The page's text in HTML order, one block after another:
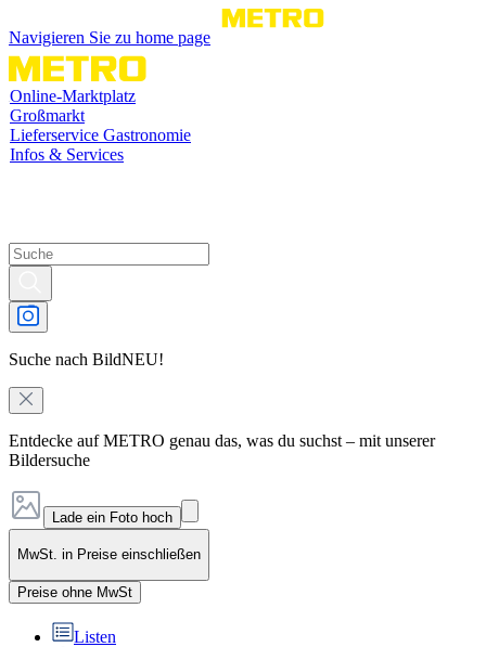
Navigieren Sie zu home page
Online-Marktplatz
Großmarkt
Lieferservice Gastronomie
Infos & Services
Suche nach BildNEU!
Entdecke auf METRO genau das, was du suchst – mit unserer
Bildersuche
Lade ein Foto hoch
MwSt. in Preise einschließen
Preise ohne MwSt
Listen